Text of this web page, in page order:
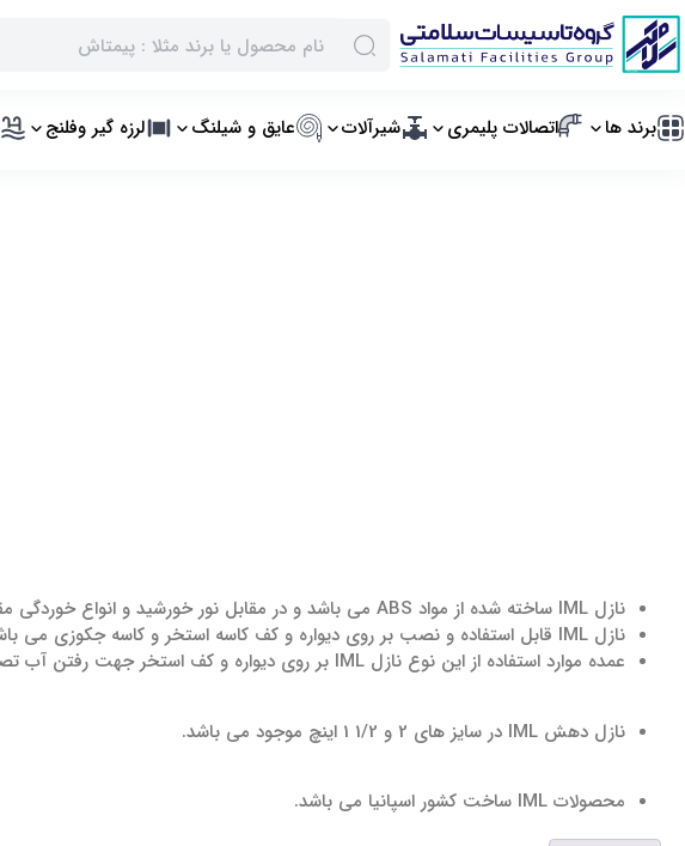
برند ها اتصالات پلیمری شیرآلات عایق و شیلنگ لرزه گیر وفلنج
نازل IML ساخته شده از مواد ABS می باشد و در مقابل نور خورشید و انواع خوردگی مقاومت بسیار بالایی دارد.
نازل IML قابل استفاده و نصب بر روی دیواره و کف کاسه استخر و کاسه جکوزی می باشد.
عمده موارد استفاده از این نوع نازل IML بر روی دیواره و کف استخر جهت رفتن آب تصفیه خانه و گرم شده در موتور خانه وارد کاسه استخر یا جکوزی میشود.
نازل دهش IML در سایز های 2 و 1/2 1 اینچ موجود می باشد.
محصولات IML ساخت کشور اسپانیا می باشد.